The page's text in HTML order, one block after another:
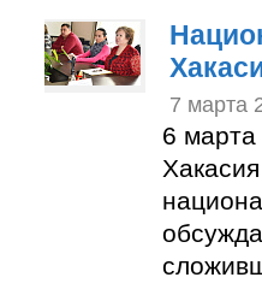
7 марта
6